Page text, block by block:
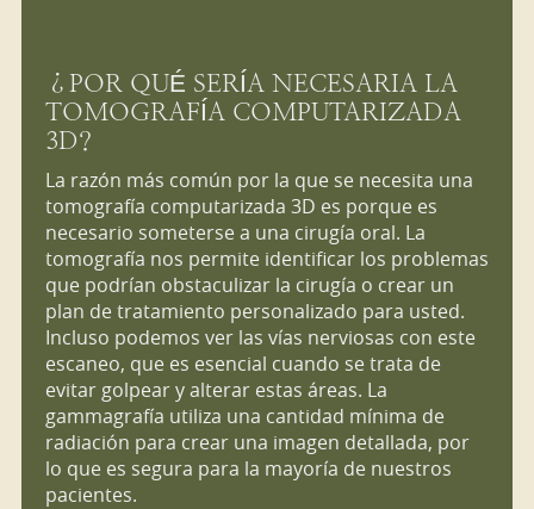
¿POR QUÉ SERÍA NECESARIA LA
TOMOGRAFÍA COMPUTARIZADA
3D?
La razón más común por la que se necesita una
tomografía computarizada 3D es porque es
necesario someterse a una cirugía oral. La
tomografía nos permite identificar los problemas
que podrían obstaculizar la cirugía o crear un
plan de tratamiento personalizado para usted.
Incluso podemos ver las vías nerviosas con este
escaneo, que es esencial cuando se trata de
evitar golpear y alterar estas áreas. La
gammagrafía utiliza una cantidad mínima de
radiación para crear una imagen detallada, por
lo que es segura para la mayoría de nuestros
pacientes.